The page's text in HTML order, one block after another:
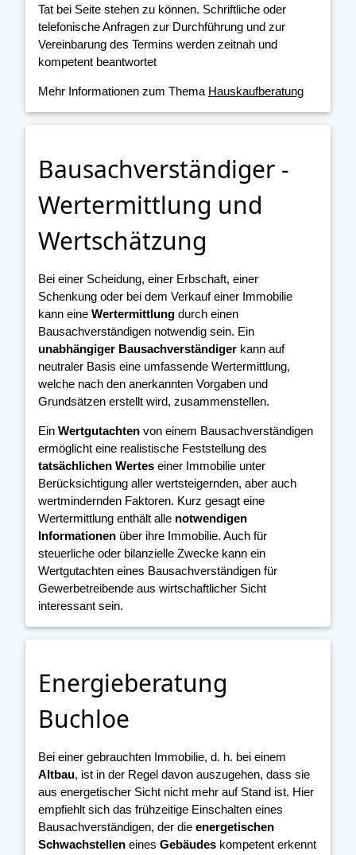
Tat bei Seite stehen zu können. Schriftliche oder
telefonische Anfragen zur Durchführung und zur
Vereinbarung des Termins werden zeitnah und
kompetent beantwortet
Mehr Informationen zum Thema Hauskaufberatung
Bausachverständiger -
Wertermittlung und
Wertschätzung
Bei einer Scheidung, einer Erbschaft, einer
Schenkung oder bei dem Verkauf einer Immobilie
kann eine Wertermittlung durch einen
Bausachverständigen notwendig sein. Ein
unabhängiger Bausachverständiger kann auf
neutraler Basis eine umfassende Wertermittlung,
welche nach den anerkannten Vorgaben und
Grundsätzen erstellt wird, zusammenstellen.
Ein Wertgutachten von einem Bausachverständigen
ermöglicht eine realistische Feststellung des
tatsächlichen Wertes einer Immobilie unter
Berücksichtigung aller wertsteigernden, aber auch
wertmindernden Faktoren. Kurz gesagt eine
Wertermittlung enthält alle notwendigen
Informationen über ihre Immobilie. Auch für
steuerliche oder bilanzielle Zwecke kann ein
Wertgutachten eines Bausachverständigen für
Gewerbetreibende aus wirtschaftlicher Sicht
interessant sein.
Energieberatung
Buchloe
Bei einer gebrauchten Immobilie, d. h. bei einem
Altbau, ist in der Regel davon auszugehen, dass sie
aus energetischer Sicht nicht mehr auf Stand ist. Hier
empfiehlt sich das frühzeitige Einschalten eines
Bausachverständigen, der die energetischen
Schwachstellen eines Gebäudes kompetent erkennt